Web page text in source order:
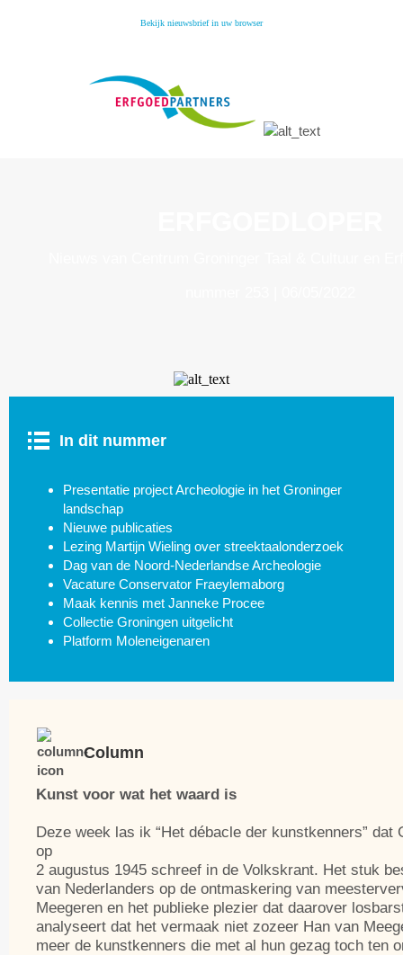
Bekijk nieuwsbrief in uw browser
In dit nummer
Presentatie project Archeologie in het Groninger
landschap
Nieuwe publicaties
Lezing Martijn Wieling over streektaalonderzoek
Dag van de Noord-Nederlandse Archeologie
Vacature Conservator Fraeylemaborg
Maak kennis met Janneke Procee
Collectie Groningen uitgelicht
Platform Moleneigenaren
Column
Kunst voor wat het waard is
Deze week las ik “Het débacle der kunstkenners” dat
op
2 augustus 1945 schreef in de Volkskrant. Het stuk
van Nederlanders op de ontmaskering van
Meegeren en het publieke plezier dat daarover
analyseert dat het vermaak niet zozeer Han van
meer de kunstkenners die met al hun gezag toch ten